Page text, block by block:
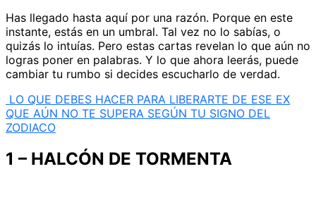
Has llegado hasta aquí por una razón. Porque en este
instante, estás en un umbral. Tal vez no lo sabías, o
quizás lo intuías. Pero estas cartas revelan lo que aún no
logras poner en palabras. Y lo que ahora leerás, puede
cambiar tu rumbo si decides escucharlo de verdad.
LO QUE DEBES HACER PARA LIBERARTE DE ESE EX
QUE AÚN NO TE SUPERA SEGÚN TU SIGNO DEL
ZODIACO
1 – HALCÓN DE TORMENTA